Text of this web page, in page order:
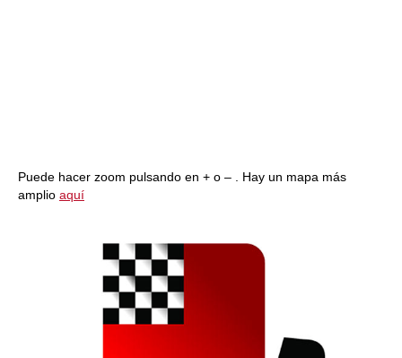
Puede hacer zoom pulsando en + o – . Hay un mapa más
amplio aquí